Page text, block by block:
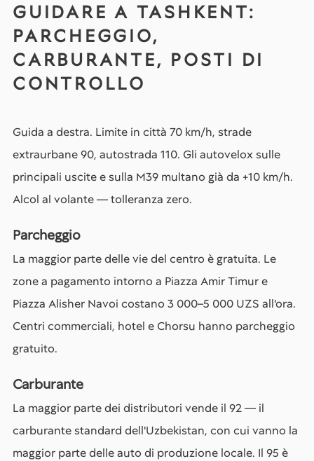
GUIDARE A TASHKENT:
PARCHEGGIO,
CARBURANTE, POSTI DI
CONTROLLO
Guida a destra. Limite in città 70 km/h, strade
extraurbane 90, autostrada 110. Gli autovelox sulle
principali uscite e sulla M39 multano già da +10 km/h.
Alcol al volante — tolleranza zero.
Parcheggio
La maggior parte delle vie del centro è gratuita. Le
zone a pagamento intorno a Piazza Amir Timur e
Piazza Alisher Navoi costano 3 000–5 000 UZS all'ora.
Centri commerciali, hotel e Chorsu hanno parcheggio
gratuito.
Carburante
La maggior parte dei distributori vende il 92 — il
carburante standard dell'Uzbekistan, con cui vanno la
maggior parte delle auto di produzione locale. Il 95 è